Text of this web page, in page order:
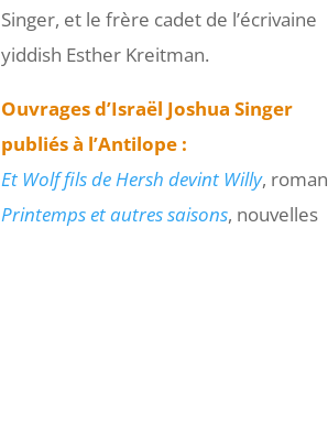
Singer, et le frère cadet de l’écrivaine
yiddish Esther Kreitman.
Ouvrages d’Israël Joshua Singer
publiés à l’Antilope :
Et Wolf fils de Hersh devint Willy, roman
Printemps et autres saisons, nouvelles